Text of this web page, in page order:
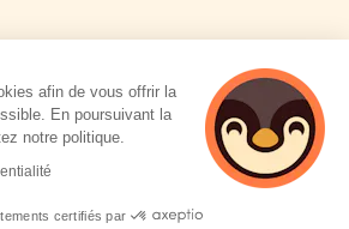
Tous droits réservés.
afin de vous offrir la
En poursuivant la
notre politique.
certifiés par
5 personnes
consultent
actuellement cette